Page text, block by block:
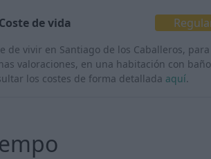
Coste de vida
de vivir en Santiago de los Caballeros,
valoraciones, en una habitación con
los costes de forma detallada aquí.